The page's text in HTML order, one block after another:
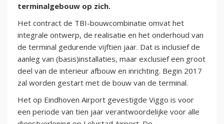
terminalgebouw op zich.
Het contract de TBI-bouwcombinatie omvat het
integrale ontwerp, de realisatie en het onderhoud van
de terminal gedurende vijftien jaar. Dat is inclusief de
aanleg van (basis)installaties, maar exclusief een groot
deel van de interieur afbouw en inrichting. Begin 2017
zal worden gestart met de bouw van de terminal.
Het op Eindhoven Airport gevestigde Viggo is voor
een periode van tien jaar verantwoordelijke voor alle